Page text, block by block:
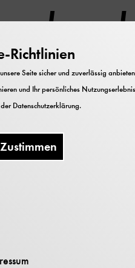
museum-bonn.de
Ausstellung
gestalten und der
Richtlinien
Seite sicher und zuverlässig
und Ihr persönliches
Datenschutzerklärung.
Zustimmen